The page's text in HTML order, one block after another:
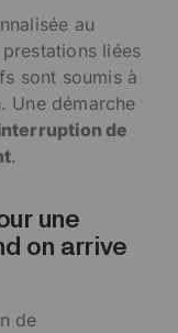
au
liées
sont soumis à
Une démarche
de
.
une
on arrive
de